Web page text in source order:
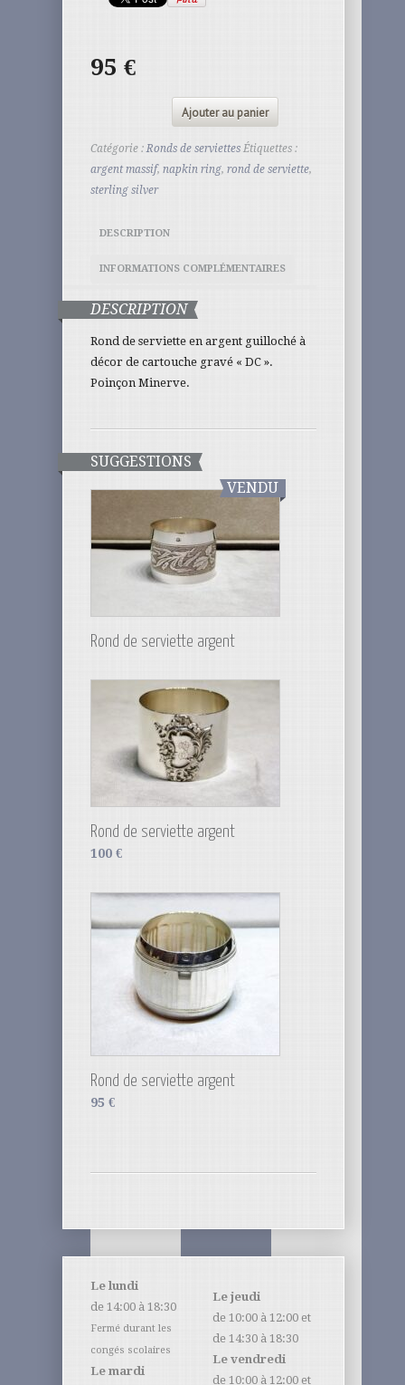
95 €
Ajouter au panier
Catégorie :Ronds de serviettes Étiquettes :
argent massif, napkin ring, rond de serviette,
sterling silver
DESCRIPTION
INFORMATIONS COMPLÉMENTAIRES
DESCRIPTION
Rond de serviette en argent guilloché à
décor de cartouche gravé « DC ».
Poinçon Minerve.
SUGGESTIONS
VENDU
Rond de serviette argent
Rond de serviette argent
100 €
Rond de serviette argent
95 €
Le lundi
de 14:00 à 18:30
Fermé durant les
congés scolaires
Le mardi
Le jeudi
de 10:00 à 12:00 et
de 14:30 à 18:30
Le vendredi
de 10:00 à 12:00 et